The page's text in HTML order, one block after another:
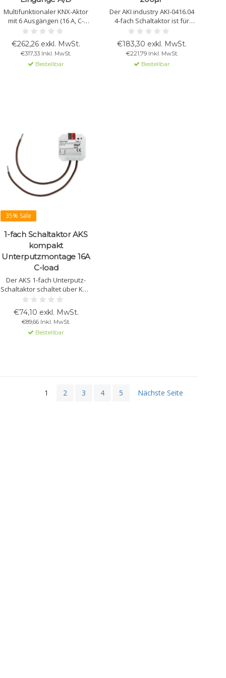
Multifunktionaler KNX-Aktor
mit 6 Ausgängen (16 A, C-
Load) und 6
analogen/digitalen
Eingängen. Unterstützt KNX
Secure, manuelle Steuerung,
Logikfunktionen und
€262,26 exkl. MwSt.
€317,33 Inkl. MwSt.
Bestellbar
Der AKI industry AKI-0416.04
4-fach Schaltaktor ist für
hohe Lasten mit hohen
Einschaltströmen ausgelegt.
Mit manueller Bedienung und
KNX-Kompatibilität bietet er
zuverlässige Leistung in
€183,30 exkl. MwSt.
€221,79 Inkl. MwSt.
Bestellbar
35% Sale
1-fach Schaltaktor AKS
kompakt
Unterputzmontage 16A
C-load
Der AKS 1-fach Unterputz-
Schaltaktor schaltet über KNX
bis zu 16 A bei 230 V AC.
Programmierbare
Funktionen, Logik und
Zeitsteuerungen sind über
ETS verfügbar. Erhältlich in 1-
€74,10 exkl. MwSt.
€89,66 Inkl. MwSt.
Bestellbar
1 2 3 4 5 Nächste Seite